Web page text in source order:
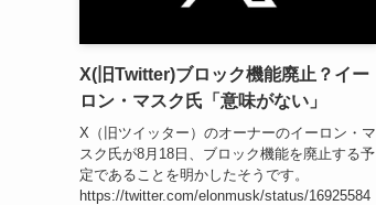
X(旧Twitter)ブロック機能廃止？イー
ロン・マスク氏「意味がない」
X（旧ツイッター）のオーナーのイーロン・マ
スク氏が8月18日、ブロック機能を廃止する予
定であることを明かしたそうです。
https://twitter.com/elonmusk/status/16925584